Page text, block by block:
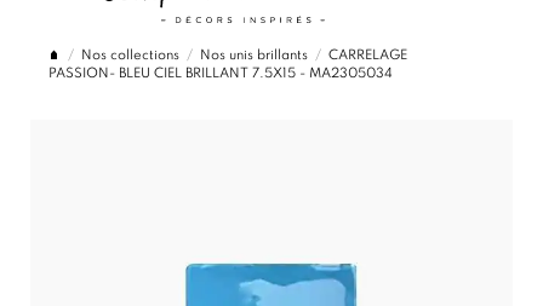
Nos collections Nos unis brillants
CARRELAGE
PASSION- BLEU CIEL BRILLANT 7.5X15 - MA2305034